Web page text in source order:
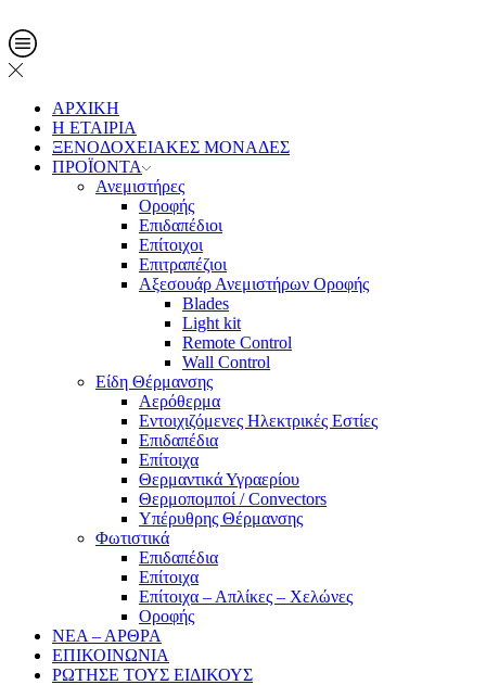
ΑΡΧΙΚΗ
Η ΕΤΑΙΡΙΑ
ΞΕΝΟΔΟΧΕΙΑΚΕΣ ΜΟΝΑΔΕΣ
ΠΡΟΪΟΝΤΑ
Ανεμιστήρες
Οροφής
Επιδαπέδιοι
Επίτοιχοι
Επιτραπέζιοι
Αξεσουάρ Ανεμιστήρων Οροφής
Blades
Light kit
Remote Control
Wall Control
Είδη Θέρμανσης
Αερόθερμα
Εντοιχιζόμενες Ηλεκτρικές Εστίες
Επιδαπέδια
Επίτοιχα
Θερμαντικά Υγραερίου
Θερμοπομποί / Convectors
Υπέρυθρης Θέρμανσης
Φωτιστικά
Επιδαπέδια
Επίτοιχα
Επίτοιχα – Απλίκες – Χελώνες
Οροφής
ΝΕΑ – ΑΡΘΡΑ
ΕΠΙΚΟΙΝΩΝΙΑ
ΡΩΤΗΣΕ ΤΟΥΣ ΕΙΔΙΚΟΥΣ